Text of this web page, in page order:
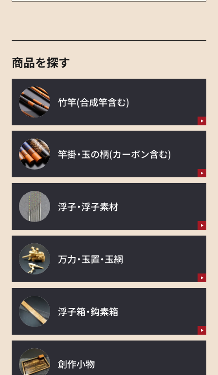
商品を探す
竹竿(合成竿含む)
竿掛・玉の柄(カーボン含む)
浮子・浮子素材
万力・玉置・玉網
浮子箱・鈎素箱
創作小物